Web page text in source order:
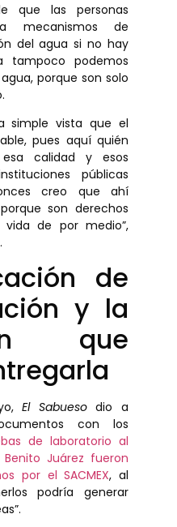
que las personas
mecanismos de
del agua si no hay
tampoco podemos
porque son solo
simple vista que el
pues aquí quién
calidad y esos
públicas
creo que ahí
son derechos
de por medio”,
de
y la
que
El Sabuesodio a
con los
de laboratorio al
Juárez fueron
por el SACMEX, al
podría generar